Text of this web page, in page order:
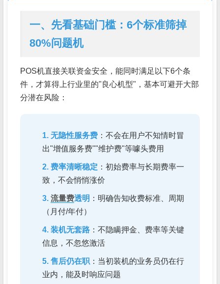
一、先看基础门槛：6个标准筛掉
80%问题机
POS机直接关联资金安全，能同时满足以下6个条
件，才算得上行业里的"良心机型"，基本可避开大部
分潜在风险：
1. 无隐性服务费 ：不会在用户不知情时冒
出"增值服务费""维护费"等噱头费用
2. 费率清晰稳定 ：初始费率与长期费率一
致，不会悄悄涨价
3. 流量费透明 ：明确告知收费标准、周期
（月付/年付）
4. 装机无套路 ：不隐瞒押金、费率等关键
信息，不忽悠激活
5. 售后仍在职 ：当初装机的业务员仍在行
业内，能及时响应问题